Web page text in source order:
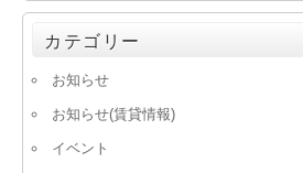
カテゴリー
お知らせ
お知らせ(賃貸情報)
イベント